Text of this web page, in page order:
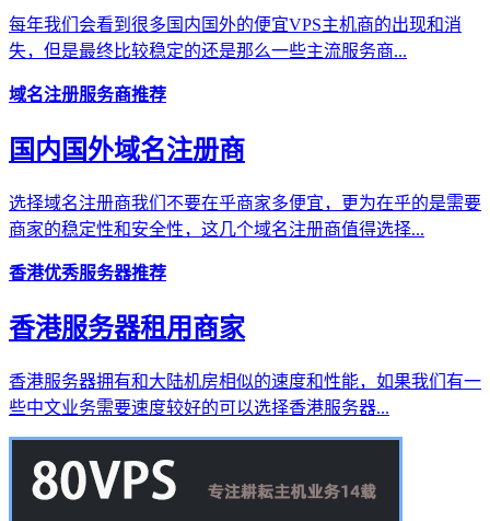
每年我们会看到很多国内国外的便宜VPS主机商的出现和消
失，但是最终比较稳定的还是那么一些主流服务商...
域名注册服务商推荐
国内国外域名注册商
选择域名注册商我们不要在乎商家多便宜，更为在乎的是需要
商家的稳定性和安全性，这几个域名注册商值得选择...
香港优秀服务器推荐
香港服务器租用商家
香港服务器拥有和大陆机房相似的速度和性能，如果我们有一
些中文业务需要速度较好的可以选择香港服务器...